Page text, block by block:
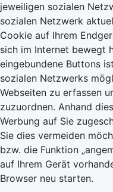
jeweiligen sozialen
sozialen Netzwerk
Cookie auf Ihrem
sich im Internet bewegt
eingebundene Buttons
sozialen Netzwerks
Webseiten zu erfassen
zuzuordnen. Anhand
Werbung auf Sie
Sie dies vermeiden
bzw. die Funktion
auf Ihrem Gerät
Browser neu starten.